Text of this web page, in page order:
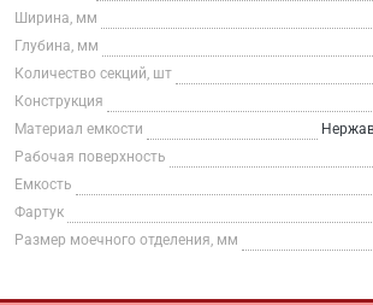
Ширина, мм
Глубина, мм
Количество секций, шт
Конструкция
Материал емкости
Рабочая поверхность
Емкость
Фартук
Размер моечного отделения, мм